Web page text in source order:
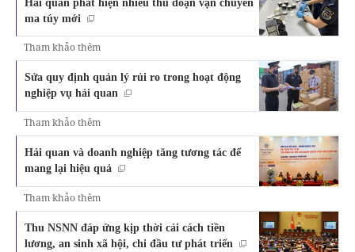
ma túy mới
Tham khảo thêm
Sửa quy định quản lý rủi ro trong hoạt động
nghiệp vụ hải quan
Tham khảo thêm
Hải quan và doanh nghiệp tăng tương tác để
mang lại hiệu quả
Tham khảo thêm
Thu NSNN đáp ứng kịp thời cải cách tiền
lương, an sinh xã hội, chi đầu tư phát triển